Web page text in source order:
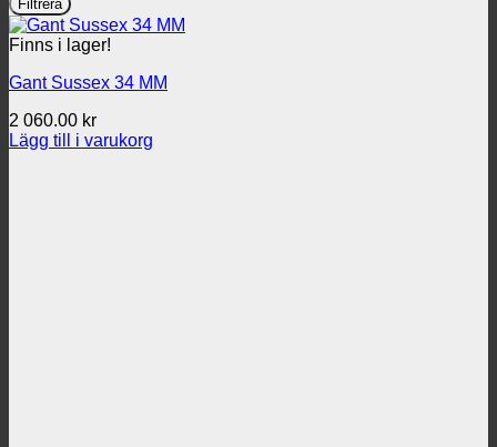
Filtrera
Finns i lager!
Gant Sussex 34 MM
2 060.00 kr
Lägg till i varukorg